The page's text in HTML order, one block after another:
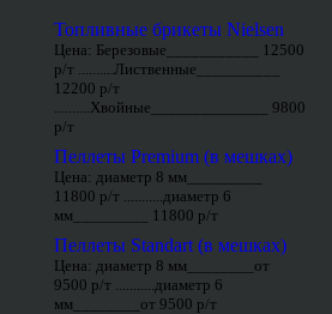
Топливные брикеты Nielsen
Цена: Березовые___________ 12500
р/т ..........Лиственные__________
12200 р/т
..........Хвойные______________ 9800
р/т
Пеллеты Premium (в мешках)
Цена: диаметр 8 мм_________
11800 р/т ...........диаметр 6
мм_________ 11800 р/т
Пеллеты Standart (в мешках)
Цена: диаметр 8 мм________от
9500 р/т ...........диаметр 6
мм________от 9500 р/т